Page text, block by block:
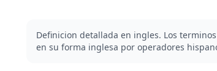
Definicion detallada en ingles. Los terminos
en su forma inglesa por operadores